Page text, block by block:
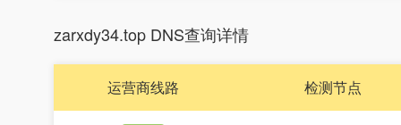
zarxdy34.top DNS查询详情
运营商线路 检测节点